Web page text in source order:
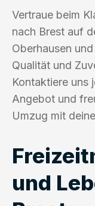
Vertraue beim
nach Brest auf
Oberhausen
Qualität und
Kontaktiere uns
Angebot und
Umzug mit
und